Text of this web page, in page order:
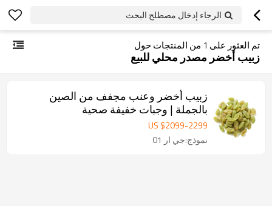
الرجاء إدخال مصطلح البحث
تم العثور على 1 من المنتجات حول
زبيب أخضر مصدر محلي للبيع
زبيب أخضر وعنب مجفف من الصين
بالجملة | وجبات خفيفة صحية
US $2099-2299
نموذج:جي ار 01